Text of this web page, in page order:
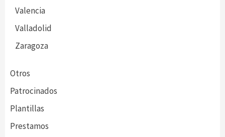
Valencia
Valladolid
Zaragoza
Otros
Patrocinados
Plantillas
Prestamos